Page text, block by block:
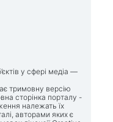
у сфері медіа —
тримовну версію
сторінка порталу -
належать їх
авторами яких є